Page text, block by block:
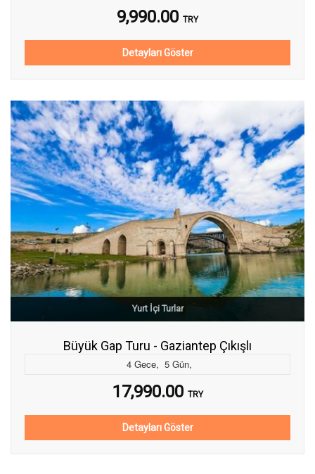
9,990.00 TRY
Detayları Göster
Yurt İçi Turlar
Büyük Gap Turu - Gaziantep Çıkışlı
4 Gece, 5 Gün,
17,990.00 TRY
Detayları Göster